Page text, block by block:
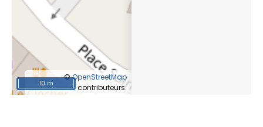
©OpenStreetMap
contributeurs.
10 m